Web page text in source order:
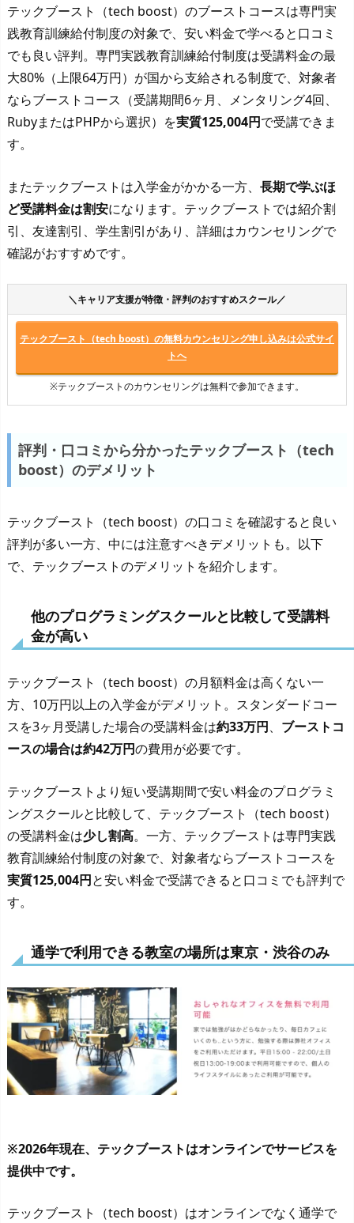
テックブースト（tech boost）のブーストコースは専門実
践教育訓練給付制度の対象で、安い料金で学べると口コミ
でも良い評判。専門実践教育訓練給付制度は受講料金の最
大80%（上限64万円）が国から支給される制度で、対象者
ならブーストコース（受講期間6ヶ月、メンタリング4回、
RubyまたはPHPから選択）を実質125,004円で受講できま
す。
またテックブーストは入学金がかかる一方、 長期で学ぶほ
ど受講料金は割安になります。テックブーストでは紹介割
引、友達割引、学生割引があり、詳細はカウンセリングで
確認がおすすめです。
＼キャリア支援が特徴・評判のおすすめスクール／
テックブースト（tech boost）の無料カウンセリング申し込みは公式サイ
トへ
※テックブーストのカウンセリングは無料で参加できます。
評判・口コミから分かったテックブースト（tech
boost）のデメリット
テックブースト（tech boost）の口コミを確認すると良い
評判が多い一方、中には注意すべきデメリットも。以下
で、テックブーストのデメリットを紹介します。
他のプログラミングスクールと比較して受講料
金が高い
テックブースト（tech boost）の月額料金は高くない一
方、10万円以上の入学金がデメリット。スタンダードコー
スを3ヶ月受講した場合の受講料金は約33万円、 ブーストコ
ースの場合は約42万円の費用が必要です。
テックブーストより短い受講期間で安い料金のプログラミ
ングスクールと比較して、テックブースト（tech boost）
の受講料金は少し割高。一方、テックブーストは専門実践
教育訓練給付制度の対象で、対象者ならブーストコースを
実質125,004円と安い料金で受講できると口コミでも評判で
す。
通学で利用できる教室の場所は東京・渋谷のみ
※2026年現在、テックブーストはオンラインでサービスを
提供中です。
テックブースト（tech boost）はオンラインでなく通学で